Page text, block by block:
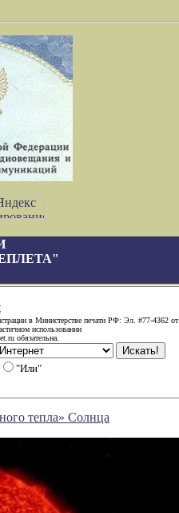
в Министерстве печати РФ: Эл. #77-4362 от
использовании
обязательна.
"Или"
тепла» Солнца